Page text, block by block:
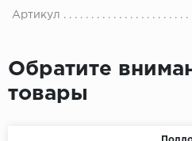
Артикул
Обратите
товары